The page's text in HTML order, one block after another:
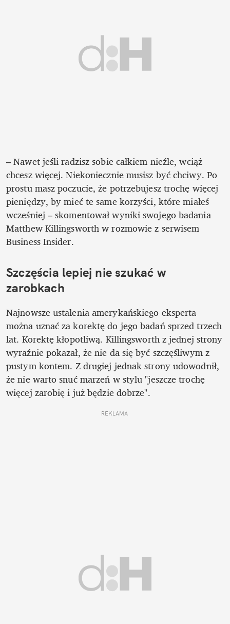
– Nawet jeśli radzisz sobie całkiem nieźle, wciąż
chcesz więcej. Niekoniecznie musisz być chciwy. Po
prostu masz poczucie, że potrzebujesz trochę więcej
pieniędzy, by mieć te same korzyści, które miałeś
wcześniej – skomentował wyniki swojego badania
Matthew Killingsworth w rozmowie z serwisem
Business Insider.
Szczęścia lepiej nie szukać w
zarobkach
Najnowsze ustalenia amerykańskiego eksperta
można uznać za korektę do jego badań sprzed trzech
lat. Korektę kłopotliwą. Killingsworth z jednej strony
wyraźnie pokazał, że nie da się być szczęśliwym z
pustym kontem. Z drugiej jednak strony udowodnił,
że nie warto snuć marzeń w stylu "jeszcze trochę
więcej zarobię i już będzie dobrze".
REKLAMA